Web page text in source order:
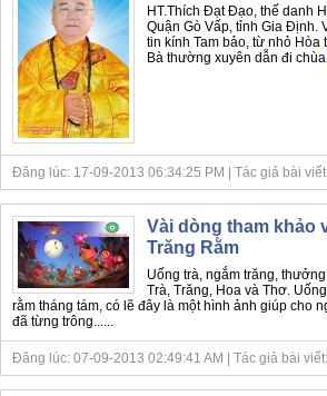
HT.Thích Đạt Đạo, thế danh
Quận Gò Vấp, tỉnh Gia Định.
tin kính Tam bảo, từ nhỏ
Bà thường xuyên dẫn đi chùa
Đăng lúc: 17-09-2013 06:34:25 PM | Tác giả bài
Vài dòng tham khảo
Trăng Rằm
Uống trà, ngắm trăng,
Trà, Trăng, Hoa và Thơ.
rằm tháng tám, có lẽ đây là một hình ảnh giúp cho
đã từng trông......
Đăng lúc: 07-09-2013 02:49:41 AM | Tác giả bài